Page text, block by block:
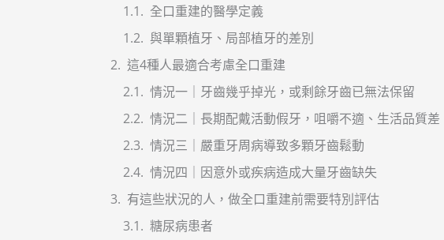
全口重建的醫學定義
與單顆植牙、局部植牙的差別
這4種人最適合考慮全口重建
情況一｜牙齒幾乎掉光，或剩餘牙齒已無法保留
情況二｜長期配戴活動假牙，咀嚼不適、生活品質差
情況三｜嚴重牙周病導致多顆牙齒鬆動
情況四｜因意外或疾病造成大量牙齒缺失
有這些狀況的人，做全口重建前需要特別評估
糖尿病患者